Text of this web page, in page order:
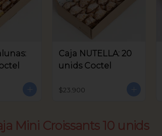
Caja NUTELLA: 20
unids Coctel
$23.900
Mini Croissants 10 unids